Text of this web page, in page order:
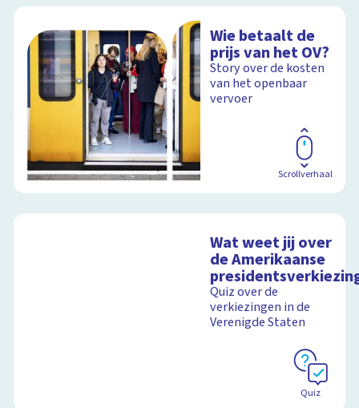
Wie betaalt de
prijs van het OV?
Story over de kosten
van het openbaar
vervoer
Scrollverhaal
Wat weet jij over
de Amerikaanse
Quiz over de
verkiezingen in de
Verenigde Staten
Quiz